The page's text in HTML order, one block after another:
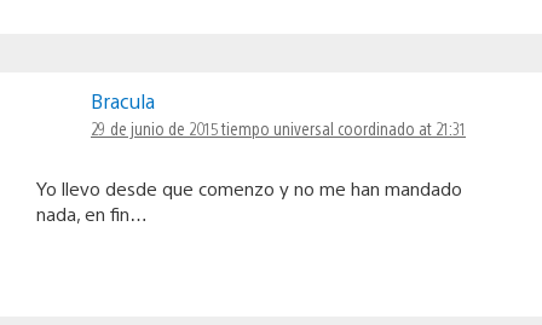
Bracula
29 de junio de 2015 tiempo universal coordinado at 21:31
Yo llevo desde que comenzo y no me han mandado
nada, en fin…